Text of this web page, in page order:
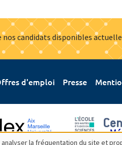
nos candidats disponibles
d'emploi Presse
la fréquentation du site et